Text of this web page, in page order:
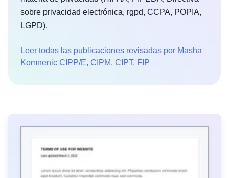
sobre privacidad electrónica, rgpd, CCPA, POPIA,
LGPD).
Leer todas las publicaciones revisadas por Masha
Komnenic CIPP/E, CIPM, CIPT, FIP